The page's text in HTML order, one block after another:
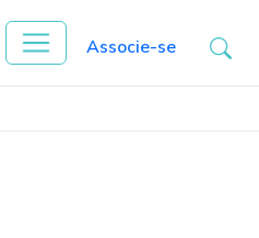
Associe-se